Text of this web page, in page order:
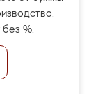
без %.